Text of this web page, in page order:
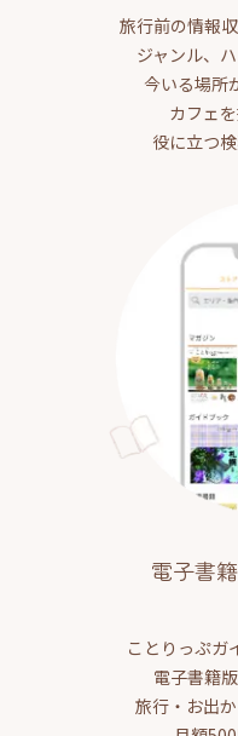
旅行前の情報
ジャンル、
今いる場所
カフェ
役に立つ
電子書
ことりっぷガ
電子書籍
旅行・お出